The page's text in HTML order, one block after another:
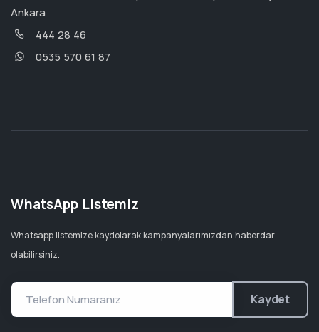
Ankara
444 28 46
0535 570 61 87
WhatsApp Listemiz
Whatsapp listemize kaydolarak kampanyalarımızdan haberdar
olabilirsiniz.
Kaydet